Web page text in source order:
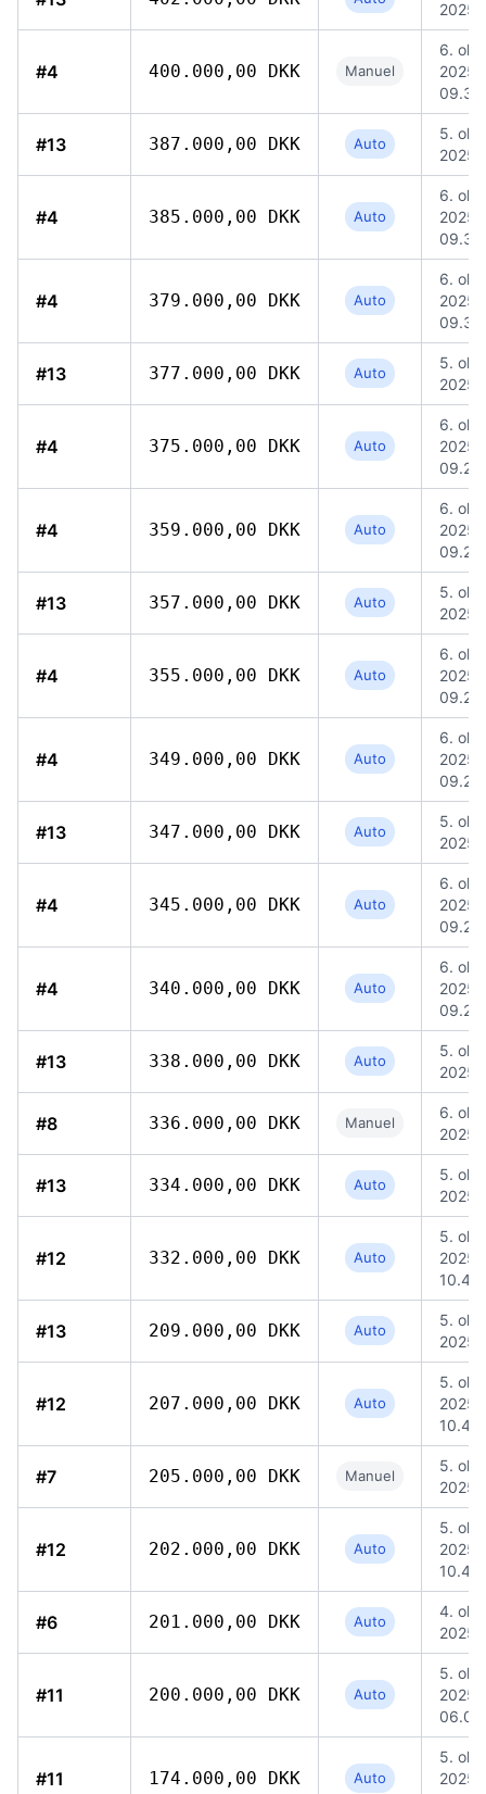
2025,
#4 400.000,00 DKK Manuel
6. okt.
2025,
09.31
#13 387.000,00 DKK Auto
5. okt.
2025,
#4 385.000,00 DKK Auto
6. okt.
2025,
09.30
#4 379.000,00 DKK Auto
6. okt.
2025,
09.30
#13 377.000,00 DKK Auto
5. okt.
2025,
#4 375.000,00 DKK Auto
6. okt.
2025,
09.29
#4 359.000,00 DKK Auto
6. okt.
2025,
09.29
#13 357.000,00 DKK Auto
5. okt.
2025,
#4 355.000,00 DKK Auto
6. okt.
2025,
09.29
#4 349.000,00 DKK Auto
6. okt.
2025,
09.29
#13 347.000,00 DKK Auto
5. okt.
2025,
#4 345.000,00 DKK Auto
6. okt.
2025,
09.24
#4 340.000,00 DKK Auto
6. okt.
2025,
09.24
#13 338.000,00 DKK Auto
5. okt.
2025,
#8 336.000,00 DKK Manuel
6. okt.
2025,
#13 334.000,00 DKK Auto
5. okt.
2025,
#12 332.000,00 DKK Auto
5. okt.
2025,
10.48
#13 209.000,00 DKK Auto
5. okt.
2025,
#12 207.000,00 DKK Auto
5. okt.
2025,
10.48
#7 205.000,00 DKK Manuel
5. okt.
2025,
#12 202.000,00 DKK Auto
5. okt.
2025,
10.48
#6 201.000,00 DKK Auto
4. okt.
2025,
#11 200.000,00 DKK Auto
5. okt.
2025,
06.04
#11 174.000,00 DKK Auto
5. okt.
2025,